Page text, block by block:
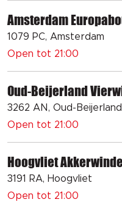
Amsterdam
1079 PC, Amsterdam
Open tot 21:00
Oud-Beijerland
3262 AN, Oud-Beijerland
Open tot 21:00
Hoogvliet
3191 RA, Hoogvliet
Open tot 21:00